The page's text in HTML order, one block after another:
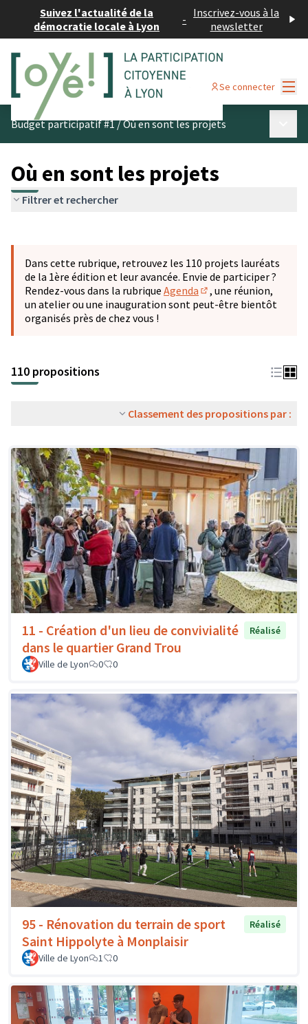
Suivez l'actualité de la
démocratie locale à Lyon
- Inscrivez-vous à la
newsletter
Se connecter
Budget participatif #1/Où en sont les projets
Où en sont les projets
Filtrer et rechercher
−
Dans cette rubrique, retrouvez les 110 projets lauréats
de la 1ère édition et leur avancée. Envie de participer ?
Rendez-vous dans la rubrique Agenda
(S'ouvre dans un
, une réunion,
un atelier ou une inauguration sont peut-être bientôt
organisés près de chez vous !
110 propositions
Classement des propositions par :
11 - Création d'un lieu de convivialité
dans le quartier Grand Trou
Réalisé
Ville de Lyon 0 0
95 - Rénovation du terrain de sport
Saint Hippolyte à Monplaisir
Réalisé
Ville de Lyon 1 0